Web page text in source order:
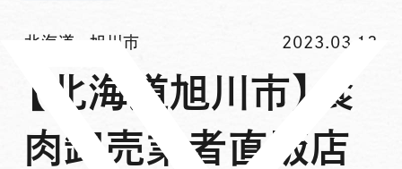
北海道 -旭川市 2023.03.13
【北海道旭川市】食
肉卸売業者直販店